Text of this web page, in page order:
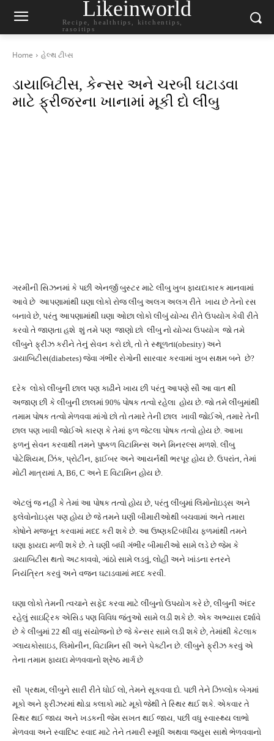
Likeinworld
Recipe, healthtips, kitchentips,
rasoitips
Home હેલ્થ ટીપ્સ
ડાયાબિટીસ, કેન્સર અને ચરબી ઘટાડવા
માટે ફ્રીજરના ખાનામાં મૂકી દો લીંબુ
ગરમીની સિઝનમાં કે પછી એનર્જી બુસ્ટર માટે લીંબુ ખુબ ફાયદાકારક માનવામાં
આવે છે આપણામાંથી ઘણા લોકો રોજ લીંબુ અલગ અલગ રીતે ખાય છે તેનો રસ
બનાવે છે, પરંતુ આપણામાંથી ઘણા ઓછા લોકો લીબું યોગ્ય રીતે ઉપયોગ કેવી રીતે
કરવો તે જાણતા હશે શું તમે પણ જાણો છો લીંબુ નો યોગ્ય ઉપયોગ જો તમે
લીંબુને ફ્રીઝ કરીને તેનું સેવન કરો છો, તો તે સ્થૂળતા(obesity) અને
ડાયાબિટીસ(diabetes) જેવા ગંભીર રોગોની સારવાર કરવામાં ખુબ સક્ષમ બને છે?
દરેક લોકો લીંબુની છાલ પણ કાઢીને ખાય છી પરંતુ આપણે સૌ આ વાત થી
અજાણ છી કે લીંબુની છાલમાં 90% પોષક તત્વો રહેલા હોય છે. જો તમે લીંબુમાંથી
તમામ પોષક તત્વો મેળવવા માંગો છો તો તમારે તેની છાલ ખાવી જોઈએ, તમારે તેની
છાલ પણ ખાવી જોઈએ કારણ કે તેમાં ફળ જેટલા પોષક તત્વો હોય છે. આખા
ફળનું સેવન કરવાથી તમને પુષ્કળ વિટામિન્સ અને મિનરલ્સ મળશે. લીંબુ
પોટેશિયમ, ઝિંક, પ્રોટીન, ફાઈબર અને આયર્નથી ભરપૂર હોય છે. ઉપરાંત, તેમાં
મોટી માત્રામાં A, B6, C અને E વિટામિન હોય છે.
એટલું જ નહીં કે તેમાં આ પોષક તત્વો હોય છે, પરંતુ લીંબુમાં લિમોનોઇડ્સ અને
ફ્લેવોનોઇડ્સ પણ હોય છે જે તમને ઘણી બીમારીઓથી બચવામાં અને તમારા
કોષોને મજબૂત કરવામાં મદદ કરી શકે છે. આ ઉષ્ણકટિબંધીય ફળમાંથી તમને
ઘણા ફાયદા મળી શકે છે. તે ઘણી બધી ગંભીર બીમારીઓ સામે લડે છે જેમ કે
ડાયાબિટીસ થતો અટકાવવો, ગાંઠો સામે લડવું, લોહી અને ખાંડના સ્તરને
નિયંત્રિત કરવું અને વજન ઘટાડવામાં મદદ કરવી.
ઘણા લોકો તેમની ત્વચાને સફેદ કરવા માટે લીંબુનો ઉપયોગ કરે છે, લીંબુની અંદર
રહેલું સાઇટ્રિક એસિડ પણ વિવિધ જંતુઓ સામે લડી શકે છે. એક અભ્યાસ દર્શાવે
છે કે લીંબુમાં 22 થી વધુ સંયોજનો છે જે કેન્સર સામે લડી શકે છે, તેમાંથી કેટલાક
ગ્લાયકોસાઇડ, લિમોનીન, વિટામિન સી અને પેક્ટીન છે. લીંબુને ફ્રીઝ કરવું એ
તેના તમામ ફાયદા મેળવવાનો શ્રેષ્ઠ માર્ગ છે
સૌ પ્રથમ, લીંબુને સારી રીતે ધોઈ લો, તેમને સૂકવવા દો. પછી તેને ઝિપ્લોક બેગમાં
મૂકો અને ફ્રીઝરમાં થોડા કલાકો માટે મૂકો જેથી તે સ્થિર થઈ શકે. એકવાર તે
સ્થિર થઈ જાય અને ખડકની જેમ સખત થઈ જાય, પછી વધુ સ્વાસ્થ્ય લાભો
મેળવવા અને સ્વાદિષ્ટ સ્વાદ માટે તેને તમારી સ્મૂધી અથવા જ્યુસ સાથે ભેળવવાનો